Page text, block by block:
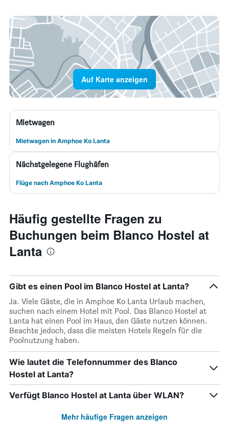
Auf Karte anzeigen
Mietwagen
Mietwagen in Amphoe Ko Lanta
Nächstgelegene Flughäfen
Flüge nach Amphoe Ko Lanta
Häufig gestellte Fragen zu
Buchungen beim Blanco Hostel at
Lanta
Gibt es einen Pool im Blanco Hostel at Lanta?
Ja. Viele Gäste, die in Amphoe Ko Lanta Urlaub machen,
suchen nach einem Hotel mit Pool. Das Blanco Hostel at
Lanta hat einen Pool im Haus, den Gäste nutzen können.
Beachte jedoch, dass die meisten Hotels Regeln für die
Poolnutzung haben.
Wie lautet die Telefonnummer des Blanco
Hostel at Lanta?
Verfügt Blanco Hostel at Lanta über WLAN?
Mehr häufige Fragen anzeigen